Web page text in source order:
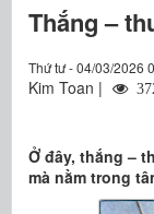
THƯ GIÃN
Thắng –
Thứ tư - 04/03/2026
Kim Toan |
Ở đây, thắng –
mà nằm trong